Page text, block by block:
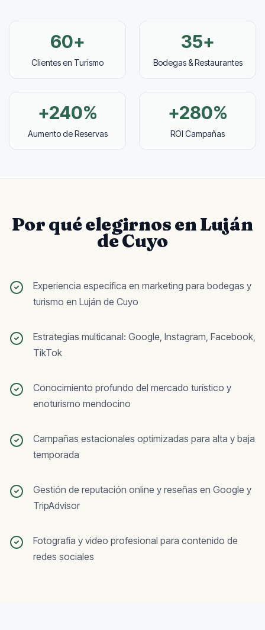
60+
Clientes en Turismo
35+
Bodegas & Restaurantes
+240%
Aumento de Reservas
+280%
ROI Campañas
Por qué elegirnos enLuján
de Cuyo
Experiencia específica en marketing para bodegas y
turismo en Luján de Cuyo
Estrategias multicanal: Google, Instagram, Facebook,
TikTok
Conocimiento profundo del mercado turístico y
enoturismo mendocino
Campañas estacionales optimizadas para alta y baja
temporada
Gestión de reputación online y reseñas en Google y
TripAdvisor
Fotografía y video profesional para contenido de
redes sociales